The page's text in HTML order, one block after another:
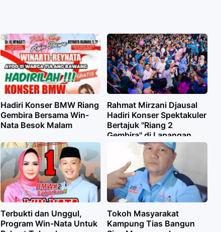
Hadiri Konser BMW Riang
Gembira Bersama Win-
Nata Besok Malam
Rahmat Mirzani Djausal
Hadiri Konser Spektakuler
Bertajuk "Riang 2
Gembira" di Lapangan
Merdeka Kotaagung
Tanggamus
Terbukti dan Unggul,
Program Win-Nata Untuk
Tokoh Masyarakat
Kampung Tias Bangun